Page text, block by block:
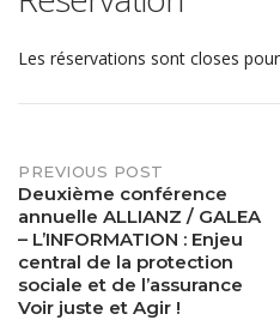
Les réservations sont closes
Post
navigation
PREVIOUS POST
Deuxième conférence
annuelle ALLIANZ / GALEA
– L’INFORMATION : Enjeu
central de la protection
sociale et de l’assurance
Voir juste et Agir !